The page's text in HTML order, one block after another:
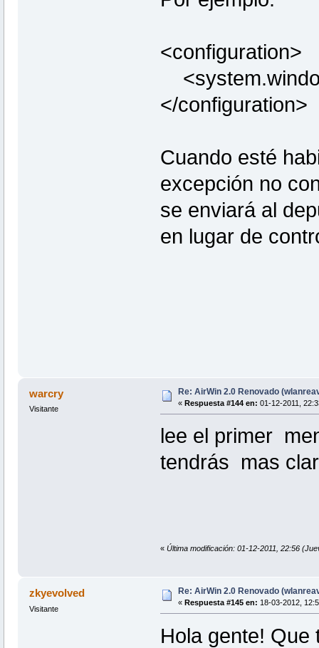
<configuration>
</configuration>
Cuando esté
excepción no
se enviará al
en lugar de
warcry
Visitante
Re: AirWin 2.0 Renovado
« Respuesta #144 en: 01-12-2011,
lee el primer
tendrás mas
« Última modificación: 01-12-2011, 22:56
zkyevolved
Visitante
Re: AirWin 2.0 Renovado
« Respuesta #145 en: 18-03-2012,
Hola gente! Que